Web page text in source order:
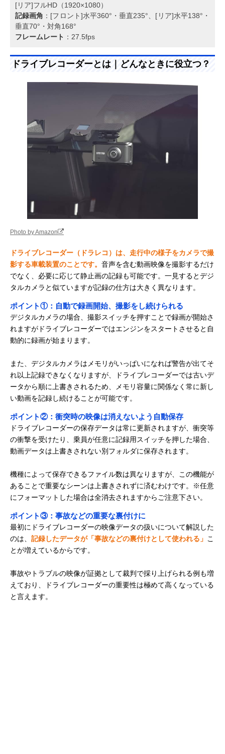
[リア]フルHD（1920×1080）
記録画角 ：[フロント]水平360°・垂直235°、[リア]水平138°・
垂直70°・対角168°
フレームレート ：27.5fps
ドライブレコーダーとは｜どんなときに役立つ？
Photo by Amazon
ドライブレコーダー（ドラレコ）は、走行中の様子をカメラで撮
影する車載装置のことです。 音声を含む動画映像を撮影するだけ
でなく、必要に応じて静止画の記録も可能です。一見するとデジ
タルカメラと似ていますが記録の仕方は大きく異なります。
ポイント①：自動で録画開始、撮影をし続けられる
デジタルカメラの場合、撮影スイッチを押すことで録画が開始さ
れますがドライブレコーダーではエンジンをスタートさせると自
動的に録画が始まります。
また、デジタルカメラはメモリがいっぱいになれば警告が出てそ
れ以上記録できなくなりますが、ドライブレコーダーでは古いデ
ータから順に上書きされるため、メモリ容量に関係なく常に新し
い動画を記録し続けることが可能です。
ポイント②：衝突時の映像は消えないよう自動保存
ドライブレコーダーの保存データは常に更新されますが、衝突等
の衝撃を受けたり、乗員が任意に記録用スイッチを押した場合、
動画データは上書きされない別フォルダに保存されます。
機種によって保存できるファイル数は異なりますが、この機能が
あることで重要なシーンは上書きされずに済むわけです。※任意
にフォーマットした場合は全消去されますからご注意下さい。
ポイント③：事故などの重要な裏付けに
最初にドライブレコーダーの映像データの扱いについて解説した
のは、 記録したデータが「事故などの裏付けとして使われる」 こ
とが増えているからです。
事故やトラブルの映像が証拠として裁判で採り上げられる例も増
えており、ドライブレコーダーの重要性は極めて高くなっている
と言えます。